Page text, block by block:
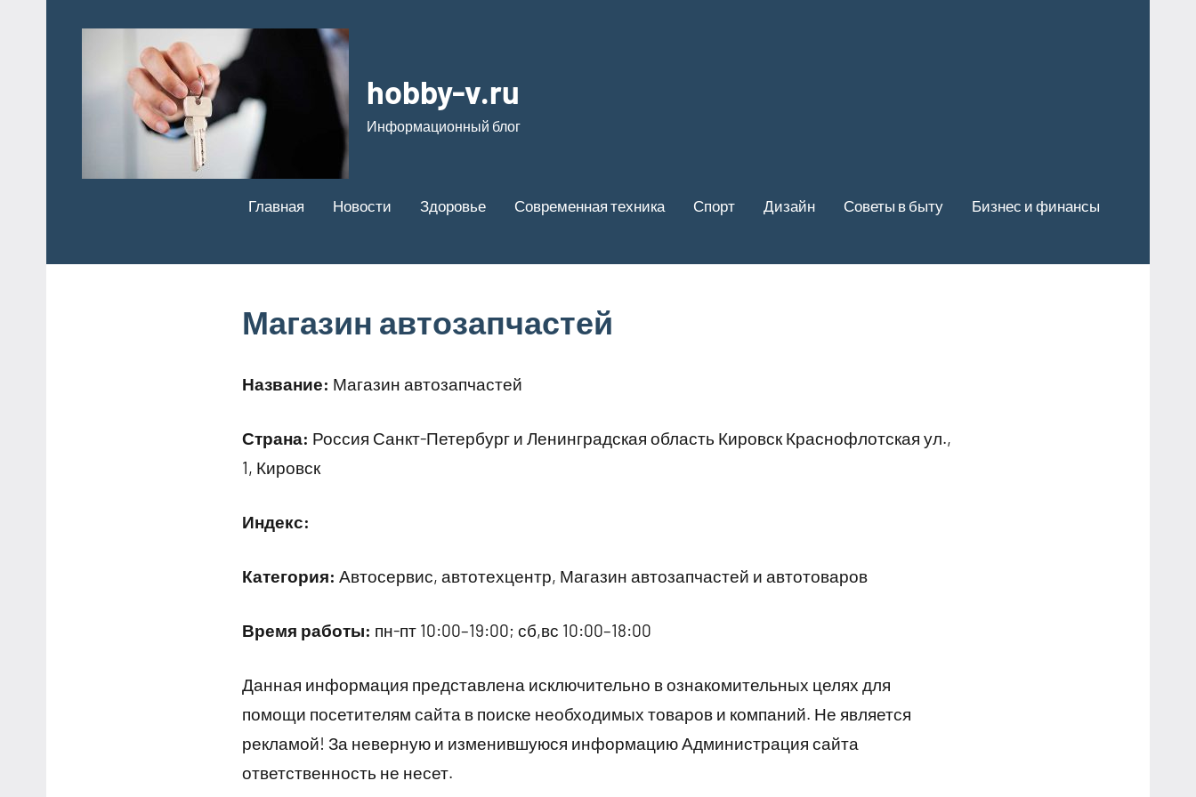
hobby-v.ru
Информационный блог
Главная Новости Здоровье Современная техника Спорт Дизайн Советы в быту Бизнес и финансы
Магазин автозапчастей
Название: Магазин автозапчастей
Страна: Россия Санкт-Петербург и Ленинградская область Кировск Краснофлотская ул.,
1, Кировск
Индекс:
Категория: Автосервис, автотехцентр, Магазин автозапчастей и автотоваров
Время работы: пн-пт 10:00–19:00; сб,вс 10:00–18:00
Данная информация представлена исключительно в ознакомительных целях для
помощи посетителям сайта в поиске необходимых товаров и компаний. Не является
рекламой! За неверную и изменившуюся информацию Администрация сайта
ответственность не несет.